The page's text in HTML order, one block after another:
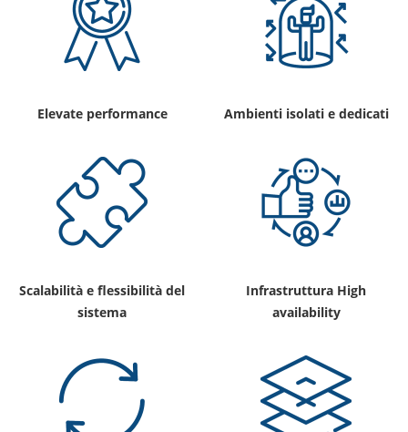
Elevate performance Ambienti isolati e dedicati
Scalabilità e flessibilità del
sistema
Infrastruttura High
availability